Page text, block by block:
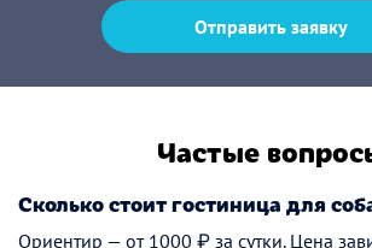
Отправить заявку
Частые
Сколько стоит гостиница для
Ориентир — от 1000 ₽ за сутки. Цена